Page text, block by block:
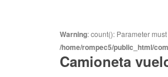
Warning: count(): Parameter
/home/rompec5/public_html/
Camioneta